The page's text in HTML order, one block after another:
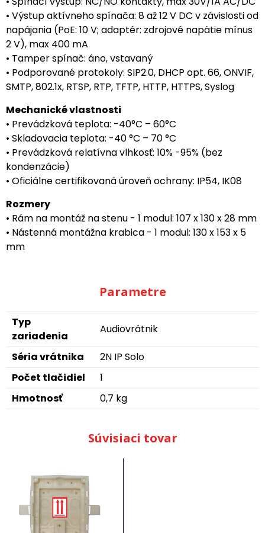
• Výstup aktívneho spínača: 8 až 12 V DC v závislosti od
napájania (PoE: 10 V; adaptér: zdrojové napätie mínus
2 V), max 400 mA
• Tamper spínač: áno, vstavaný
• Podporované protokoly: SIP2.0, DHCP opt. 66, ONVIF,
SMTP, 802.1x, RTSP, RTP, TFTP, HTTP, HTTPS, Syslog
Mechanické vlastnosti
• Prevádzková teplota: -40°C – 60°C
• Skladovacia teplota: -40 °C – 70 °C
• Prevádzková relatívna vlhkosť: 10% -95% (bez
kondenzácie)
• Oficiálne certifikovaná úroveň ochrany: IP54, IK08
Rozmery
• Rám na montáž na stenu - 1 modul: 107 x 130 x 28 mm
• Nástenná montážna krabica - 1 modul: 130 x 153 x 5
mm
Parametre
Typ
zariadenia
Audiovrátnik
Séria vrátnika
2N IP Solo
Počet tlačidiel
1
Hmotnosť
0,7 kg
Súvisiaci tovar